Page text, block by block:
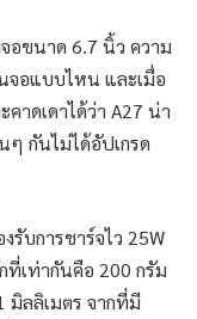
อขนาด 6.7 นิ้ว ความ
จอแบบไหน และเมื่อ
าดเดาได้ว่า A27 น่า
ๆ กันไม่ได้อัปเกรด
รับการชาร์จไว 25W
เท่ากันคือ 200 กรัม
มิลลิเมตร จากที่มี